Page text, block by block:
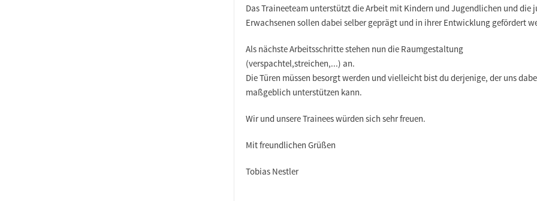
Das Traineeteam unterstützt die Arbeit mit Kindern und Jugendlichen und die
Erwachsenen sollen dabei selber geprägt und in ihrer Entwicklung gefördert
Als nächste Arbeitsschritte stehen nun die Raumgestaltung
(verspachtel,streichen,...) an.
Die Türen müssen besorgt werden und vielleicht bist du derjenige, der uns
maßgeblich unterstützen kann.
Wir und unsere Trainees würden sich sehr freuen.
Mit freundlichen Grüßen
Tobias Nestler